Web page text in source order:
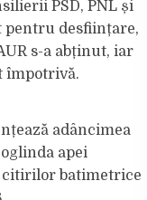
PSD, PNL și
pentru desființare,
s-a abținut, iar
împotrivă.
adâncimea
apei
citirilor batimetrice